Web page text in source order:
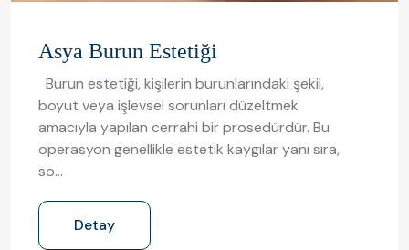
Asya Burun Estetiği
Burun estetiği, kişilerin burunlarındaki şekil,
boyut veya işlevsel sorunları düzeltmek
amacıyla yapılan cerrahi bir prosedürdür. Bu
operasyon genellikle estetik kaygılar yanı sıra,
so…
Detay